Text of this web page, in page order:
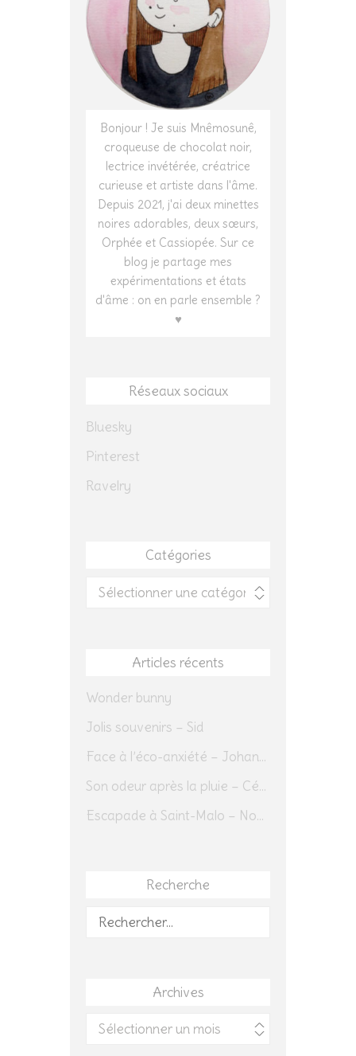
Bonjour ! Je suis Mnêmosunê,
croqueuse de chocolat noir,
lectrice invétérée, créatrice
curieuse et artiste dans l'âme.
Depuis 2021, j'ai deux minettes
noires adorables, deux sœurs,
Orphée et Cassiopée. Sur ce
blog je partage mes
expérimentations et états
d'âme : on en parle ensemble ?
♥
Réseaux sociaux
Bluesky
Pinterest
Ravelry
Catégories
Catégories
Articles récents
Wonder bunny
Jolis souvenirs – Sid
Face à l’éco-anxiété – Johannes Herrmann
Son odeur après la pluie – Cédric Sapin-Defour
Escapade à Saint-Malo – Novembre 2025 – Jour 1
Recherche
Rechercher :
Archives
Archives